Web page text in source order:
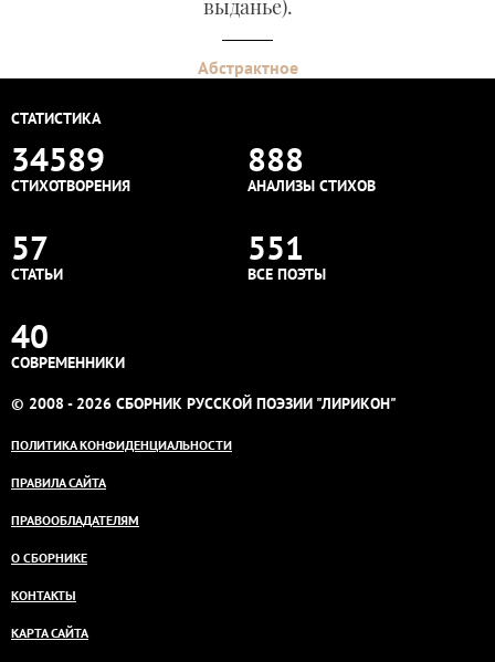
выданье).
Абстрактное
СТАТИСТИКА
34589
СТИХОТВОРЕНИЯ
888
АНАЛИЗЫ СТИХОВ
57
СТАТЬИ
551
ВСЕ ПОЭТЫ
40
СОВРЕМЕННИКИ
© 2008 - 2026 СБОРНИК РУССКОЙ ПОЭЗИИ "ЛИРИКОН"
ПОЛИТИКА КОНФИДЕНЦИАЛЬНОСТИ
ПРАВИЛА САЙТА
ПРАВООБЛАДАТЕЛЯМ
О СБОРНИКЕ
КОНТАКТЫ
КАРТА САЙТА